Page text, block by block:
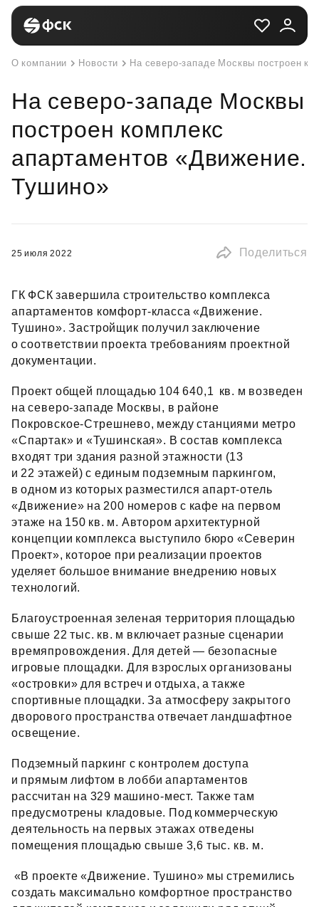
О компании Новости На северо-западе Москвы построен
На северо-западе Москвы
построен комплекс
апартаментов «Движение.
Тушино»
25 июля 2022 Поделиться
ГК ФСК завершила строительство комплекса
апартаментов комфорт‑класса «Движение.
Тушино». Застройщик получил заключение
о соответствии проекта требованиям проектной
документации.
Проект общей площадью 104 640,1 кв. м возведен
на северо‑западе Москвы, в районе
Покровское‑Стрешнево, между станциями метро
«Спартак» и «Тушинская». В состав комплекса
входят три здания разной этажности (13
и 22 этажей) с единым подземным паркингом,
в одном из которых разместился апарт‑отель
«Движение» на 200 номеров с кафе на первом
этаже на 150 кв. м. Автором архитектурной
концепции комплекса выступило бюро «Северин
Проект», которое при реализации проектов
уделяет большое внимание внедрению новых
технологий.
Благоустроенная зеленая территория площадью
свыше 22 тыс. кв. м включает разные сценарии
времяпровождения. Для детей — безопасные
игровые площадки. Для взрослых организованы
«островки» для встреч и отдыха, а также
спортивные площадки. За атмосферу закрытого
дворового пространства отвечает ландшафтное
освещение.
Подземный паркинг с контролем доступа
и прямым лифтом в лобби апартаментов
рассчитан на 329 машино‑мест. Также там
предусмотрены кладовые. Под коммерческую
деятельность на первых этажах отведены
помещения площадью свыше 3,6 тыс. кв. м.
«В проекте «Движение. Тушино» мы стремились
создать максимально комфортное пространство